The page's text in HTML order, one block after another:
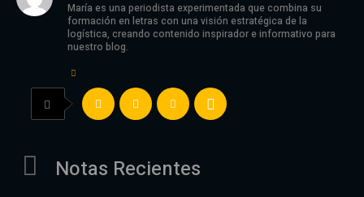
María es una periodista experimentada que combina su
formación en letras con una visión estratégica de la
logística, creando contenido inspirador e informativo para
nuestro blog.
Notas Recientes